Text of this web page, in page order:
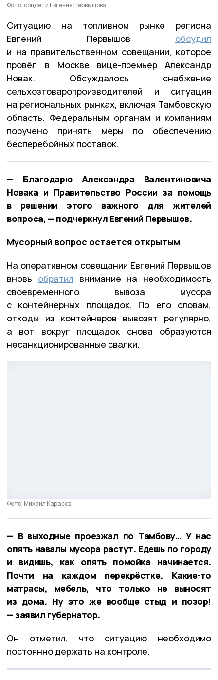
Фото: соцсети Евгения Первышова
Ситуацию на топливном рынке региона
Евгений Первышов обсудил
и на правительственном совещании, которое
провёл в Москве вице-премьер Александр
Новак. Обсуждалось снабжение
сельхозтоваропроизводителей и ситуация
на региональных рынках, включая Тамбовскую
область. Федеральным органам и компаниям
поручено принять меры по обеспечению
бесперебойных поставок.
— Благодарю Александра Валентиновича
Новака и Правительство России за помощь
в решении этого важного для жителей
вопроса, — подчеркнул Евгений Первышов.
Мусорный вопрос остается открытым
На оперативном совещании Евгений Первышов
вновь обратил внимание на необходимость
своевременного вывоза мусора
с контейнерных площадок. По его словам,
отходы из контейнеров вывозят регулярно,
а вот вокруг площадок снова образуются
несанкционированные свалки.
Фото: Михаил Карасев
— В выходные проезжал по Тамбову… У нас
опять навалы мусора растут. Едешь по городу
и видишь, как опять помойка начинается.
Почти на каждом перекрёстке. Какие-то
матрасы, мебель, что только не выносят
из дома. Ну это же вообще стыд и позор!
— заявил губернатор.
Он отметил, что ситуацию необходимо
постоянно держать на контроле.